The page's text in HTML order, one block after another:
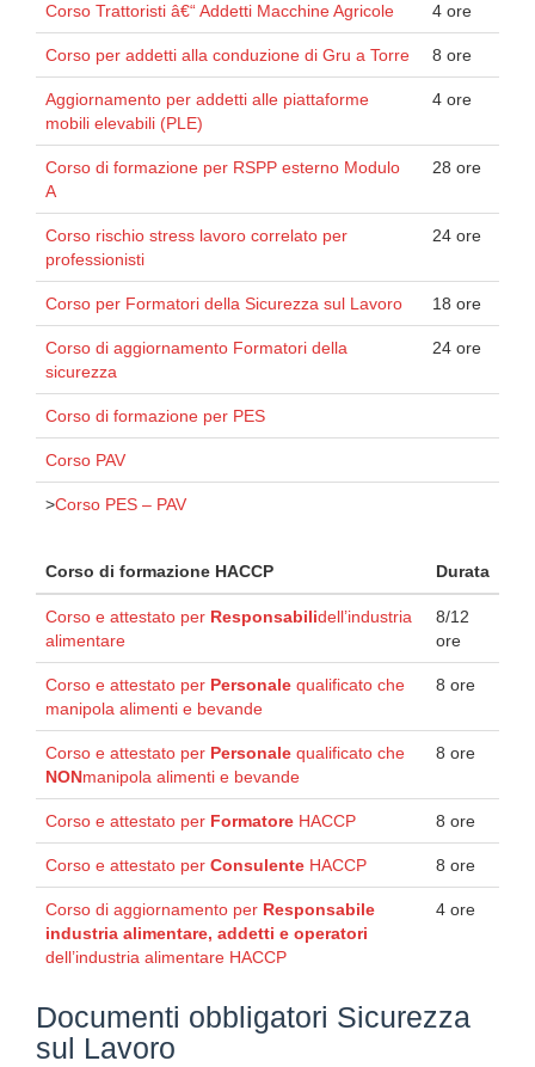
Corso Trattoristi â€“ Addetti Macchine Agricole 4 ore
Corso per addetti alla conduzione di Gru a Torre 8 ore
Aggiornamento per addetti alle piattaforme
mobili elevabili (PLE)
4 ore
Corso di formazione per RSPP esterno Modulo
A
28 ore
Corso rischio stress lavoro correlato per
professionisti
24 ore
Corso per Formatori della Sicurezza sul Lavoro 18 ore
Corso di aggiornamento Formatori della
sicurezza
24 ore
Corso di formazione per PES
Corso PAV
>Corso PES – PAV
Corso di formazione HACCP Durata
Corso e attestato per Responsabilidell’industria
alimentare
8/12
ore
Corso e attestato per Personale qualificato che
manipola alimenti e bevande
8 ore
Corso e attestato per Personale qualificato che
NONmanipola alimenti e bevande
8 ore
Corso e attestato per Formatore HACCP 8 ore
Corso e attestato per Consulente HACCP 8 ore
Corso di aggiornamento per Responsabile
industria alimentare, addetti e operatori
dell’industria alimentare HACCP
4 ore
Documenti obbligatori Sicurezza
sul Lavoro